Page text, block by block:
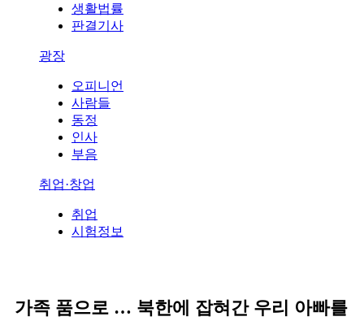
생활법률
판결기사
광장
오피니언
사람들
동정
인사
부음
취업·창업
취업
시험정보
가족 품으로 … 북한에 잡혀간 우리 아빠를